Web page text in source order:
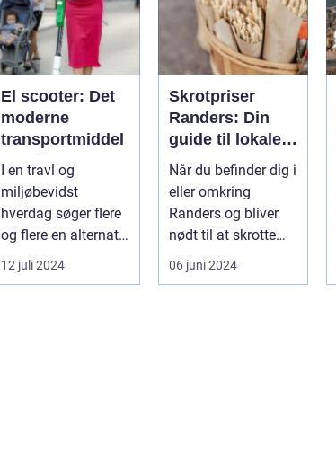
El scooter: Det
moderne
transportmiddel
I en travl og
miljøbevidst
hverdag søger flere
og flere en alternativ
form for transport.
El scooter...
12 juli 2024
Skrotpriser
Randers: Din
guide til lokale
muligheder
Når du befinder dig i
eller omkring
Randers og bliver
nødt til at skrotte
din bil, gammelt jern
elle...
06 juni 2024